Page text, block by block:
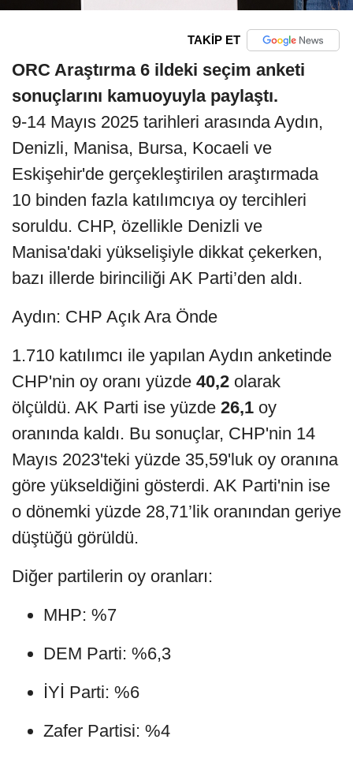
TAKİP ET
ORC Araştırma 6 ildeki seçim anketi
sonuçlarını kamuoyuyla paylaştı.
9-14 Mayıs 2025 tarihleri arasında Aydın,
Denizli, Manisa, Bursa, Kocaeli ve
Eskişehir'de gerçekleştirilen araştırmada
10 binden fazla katılımcıya oy tercihleri
soruldu. CHP, özellikle Denizli ve
Manisa'daki yükselişiyle dikkat çekerken,
bazı illerde birinciliği AK Parti’den aldı.
Aydın: CHP Açık Ara Önde
1.710 katılımcı ile yapılan Aydın anketinde
CHP'nin oy oranı yüzde 40,2 olarak
ölçüldü. AK Parti ise yüzde 26,1 oy
oranında kaldı. Bu sonuçlar, CHP'nin 14
Mayıs 2023'teki yüzde 35,59'luk oy oranına
göre yükseldiğini gösterdi. AK Parti'nin ise
o dönemki yüzde 28,71’lik oranından geriye
düştüğü görüldü.
Diğer partilerin oy oranları:
MHP: %7
DEM Parti: %6,3
İYİ Parti: %6
Zafer Partisi: %4